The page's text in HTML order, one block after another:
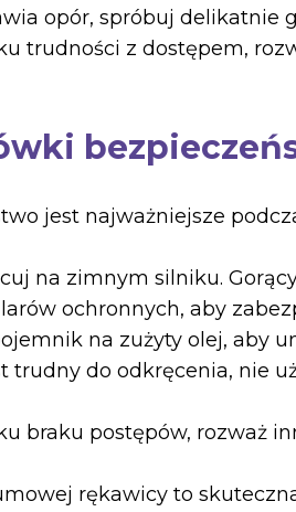
opór, spróbuj
trudności z dostępem,
jest najważniejsze
na zimnym silniku.
ochronnych, aby
na zużyty olej, aby
trudny do odkręcenia, nie
braku postępów, rozważ
rękawicy to